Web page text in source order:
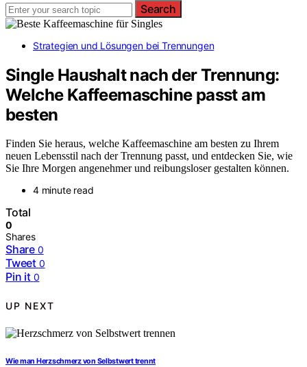
Search
Strategien und Lösungen bei Trennungen
Single Haushalt nach der Trennung:
Welche Kaffeemaschine passt am
besten
Finden Sie heraus, welche Kaffeemaschine am besten zu Ihrem
neuen Lebensstil nach der Trennung passt, und entdecken Sie, wie
Sie Ihre Morgen angenehmer und reibungsloser gestalten können.
4 minute read
Total
0
Shares
Share 0
Tweet 0
Pin it 0
UP NEXT
Wie man Herzschmerz von Selbstwert trennt